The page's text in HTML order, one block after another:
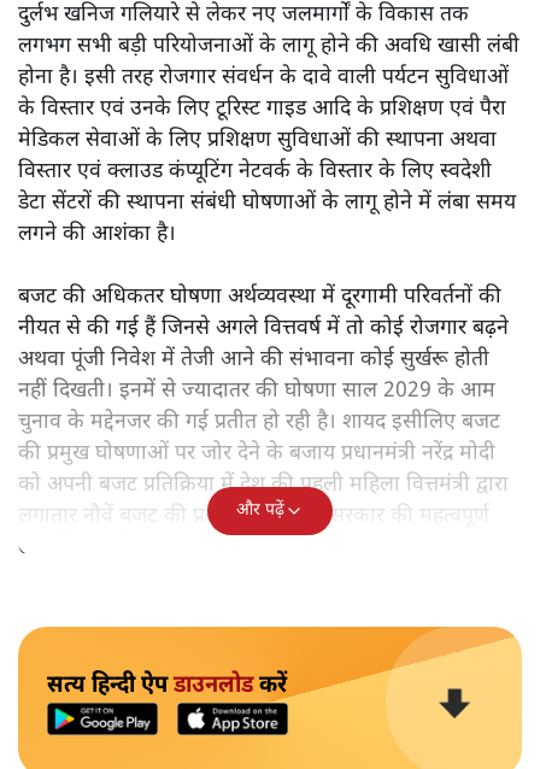
दुर्लभ खनिज गलियारे से लेकर नए जलमार्गों के विकास तक
लगभग सभी बड़ी परियोजनाओं के लागू होने की अवधि खासी लंबी
होना है। इसी तरह रोजगार संवर्धन के दावे वाली पर्यटन सुविधाओं
के विस्तार एवं उनके लिए टूरिस्ट गाइड आदि के प्रशिक्षण एवं पैरा
मेडिकल सेवाओं के लिए प्रशिक्षण सुविधाओं की स्थापना अथवा
विस्तार एवं क्लाउड कंप्यूटिंग नेटवर्क के विस्तार के लिए स्वदेशी
डेटा सेंटरों की स्थापना संबंधी घोषणाओं के लागू होने में लंबा समय
लगने की आशंका है।
बजट की अधिकतर घोषणा अर्थव्यवस्था में दूरगामी परिवर्तनों की
नीयत से की गई हैं जिनसे अगले वित्तवर्ष में तो कोई रोजगार बढ़ने
अथवा पूंजी निवेश में तेजी आने की संभावना कोई सुर्खरू होती
नहीं दिखती। इनमें से ज्यादातर की घोषणा साल 2029 के आम
चुनाव के मद्देनजर की गई प्रतीत हो रही है। शायद इसीलिए बजट
की प्रमुख घोषणाओं पर जोर देने के बजाय प्रधानमंत्री नरेंद्र मोदी
को अपनी बजट प्रतिक्रिया में देश की पहली महिला वित्तमंत्री द्वारा
लगातार नौवें बजट की प्रस्तुति को अपनी सरकार की महत्वपूर्ण
उपलब्धि बताने पर मजबूर होना पड़ा।
और पढ़ें
सत्य हिन्दी ऐपडाउनलोडकरें